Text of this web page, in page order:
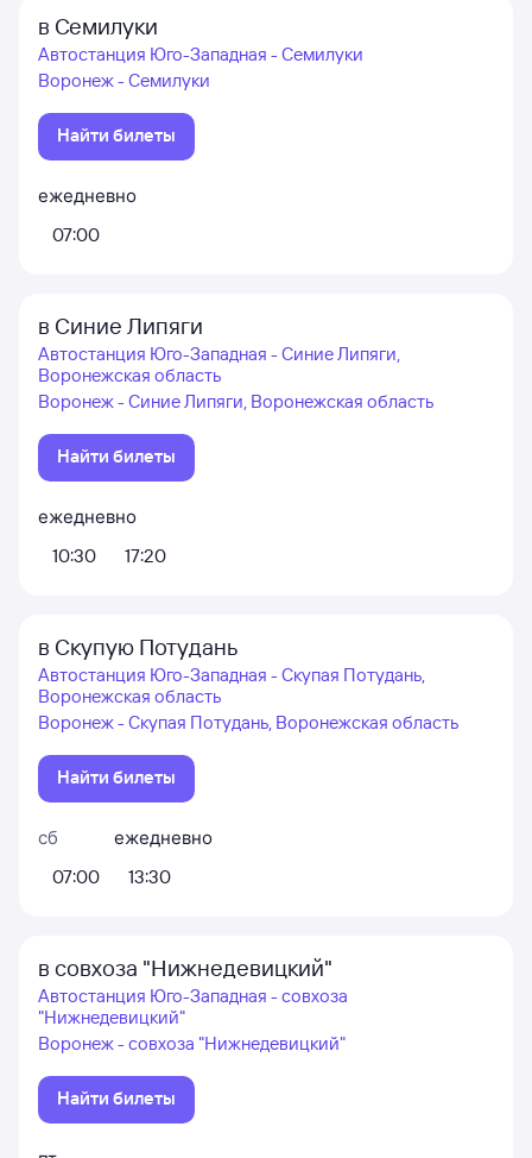
в Семилуки
Автостанция Юго-Западная - Семилуки
Воронеж - Семилуки
Найти билеты
ежедневно
07:00
в Синие Липяги
Автостанция Юго-Западная - Синие Липяги,
Воронежская область
Воронеж - Синие Липяги, Воронежская область
Найти билеты
ежедневно
10:30
17:20
в Скупую Потудань
Автостанция Юго-Западная - Скупая Потудань,
Воронежская область
Воронеж - Скупая Потудань, Воронежская область
Найти билеты
сб
07:00
ежедневно
13:30
в совхоза "Нижнедевицкий"
Автостанция Юго-Западная - совхоза
"Нижнедевицкий"
Воронеж - совхоза "Нижнедевицкий"
Найти билеты